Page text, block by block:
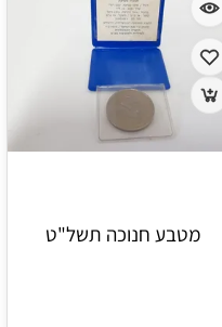
מטבע חנוכה תשל"ט